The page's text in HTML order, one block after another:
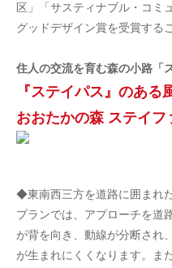
区」「サスティナブル・コミ
グッドデザイン賞を受賞する
住人の交流を育む森の小路「
『ステイパス』のあ
おおたかの森 ステイフ
◆東南西三方を道路に囲まれ
プランでは、アプローチを道
が背を向き、動線が分断され
が生まれにくくなります。ま